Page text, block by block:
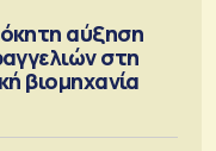
αύξηση
στη
βιομηχανία